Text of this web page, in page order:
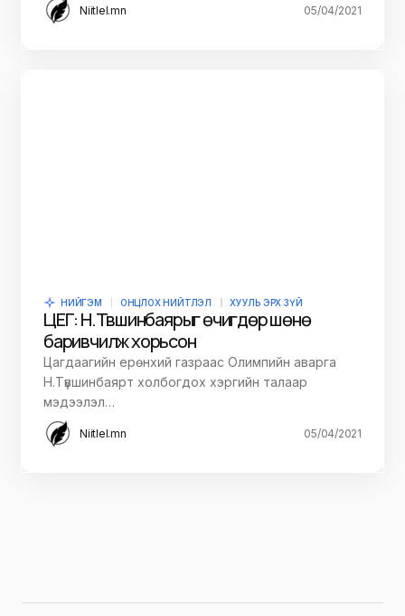
Niitlel.mn 05/04/2021
НИЙГЭМ ОНЦЛОХ НИЙТЛЭЛ ХУУЛЬ ЭРХ ЗҮЙ
ЦЕГ: Н.Түвшинбаярыг өчигдөр шөнө
баривчилж хорьсон
Цагдаагийн ерөнхий газраас Олимпийн аварга
Н.Түвшинбаярт холбогдох хэргийн талаар
мэдээлэл…
Niitlel.mn 05/04/2021